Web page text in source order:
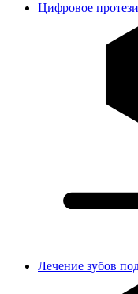
Цифровое
Лечение зубов